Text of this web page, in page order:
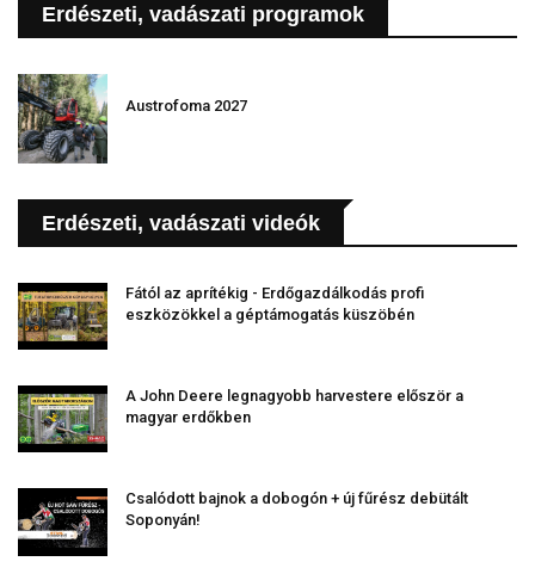
Erdészeti, vadászati programok
Austrofoma 2027
Erdészeti, vadászati videók
Fától az aprítékig - Erdőgazdálkodás profi
eszközökkel a géptámogatás küszöbén
A John Deere legnagyobb harvestere először a
magyar erdőkben
Csalódott bajnok a dobogón + új fűrész debütált
Soponyán!